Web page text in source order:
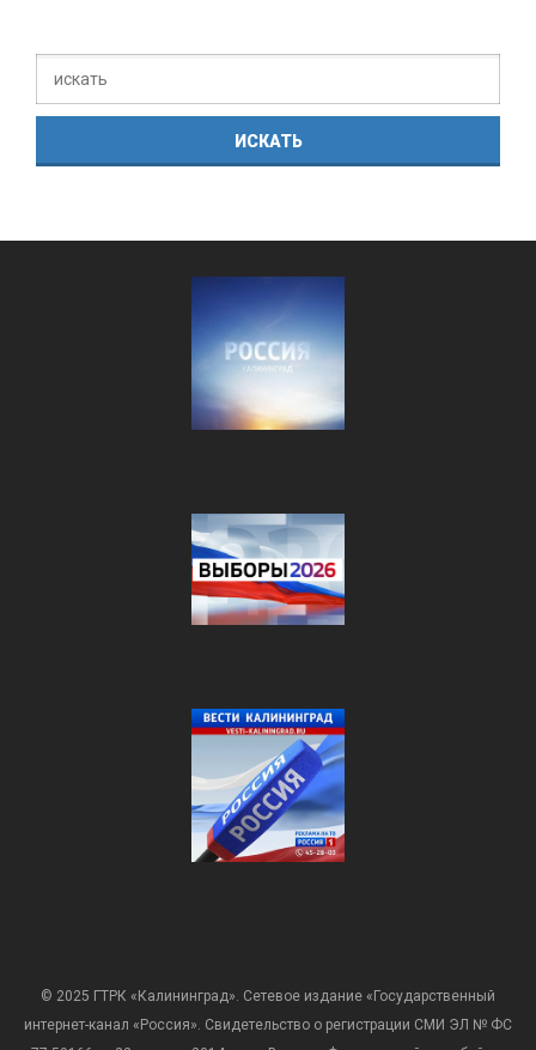
© 2025 ГТРК «Калининград». Сетевое издание «Государственный
интернет-канал «Россия». Свидетельство о регистрации СМИ ЭЛ № ФС